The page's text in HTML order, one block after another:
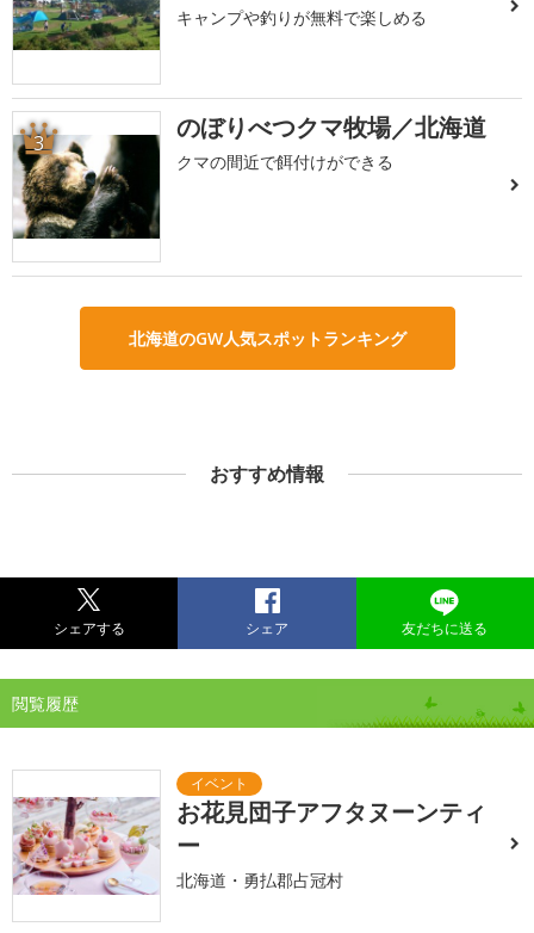
キャンプや釣りが無料で楽しめる
3 のぼりべつクマ牧場／北海道
クマの間近で餌付けができる
北海道のGW人気スポットランキング
おすすめ情報
シェアする シェア 友だちに送る
閲覧履歴
お花見団子アフタヌーンティ
ー
北海道・勇払郡占冠村